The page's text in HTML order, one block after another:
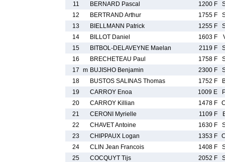
11
BERNARD Pascal 1200 F
12
BERTRAND Arthur 1755 F
13
BIELLMANN Patrick 1255 F
14
BILLOT Daniel 1603 F
15
BITBOL-DELAVEYNE Maelan 2119 F
16
BRECHETEAU Paul 1758 F
17 m BUJISHO Benjamin 2300 F
18
BUSTOS SALINAS Thomas 1752 F
19
CARROY Enoa 1009 E
20
CARROY Killian 1478 F
21
CERONI Myrielle 1109 F
22
CHAVET Antoine 1630 F
23
CHIPPAUX Logan 1353 F
24
CLIN Jean Francois 1408 F
25
COCQUYT Tijs 2052 F